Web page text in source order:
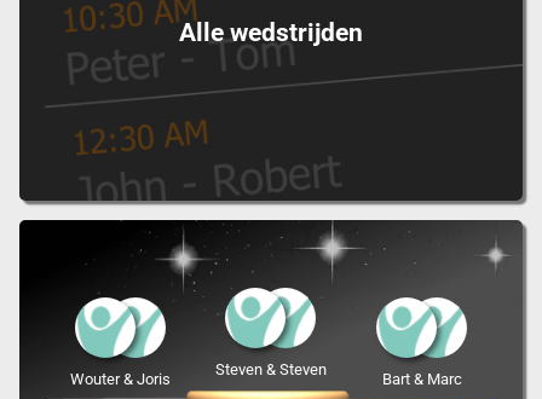
Alle wedstrijden
Steven & Steven
Wouter & Joris Bart & Marc